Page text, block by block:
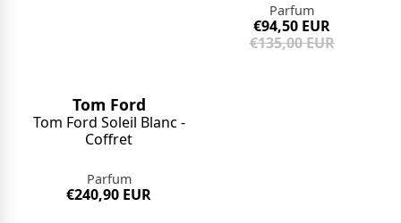
Tom Ford
Tom Ford Soleil Blanc -
Coffret
Parfum
€240,90 EUR
Parfum
€94,50 EUR
€135,00 EUR